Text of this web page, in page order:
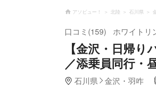
アソビュー！ 北陸 石川県
口コミ(159) ホワイトリ
【金沢・日帰
／添乗員同行・
石川県 金沢・羽咋